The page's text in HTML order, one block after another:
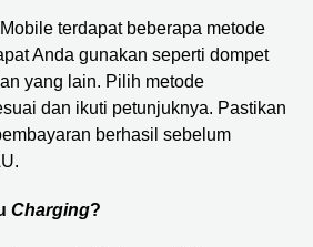
terdapat beberapa metode
Anda gunakan seperti dompet
yang lain. Pilih metode
dan ikuti petunjuknya. Pastikan
berhasil sebelum
Charging?